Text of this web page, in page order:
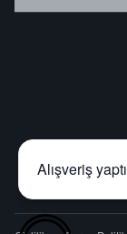
Alışveriş